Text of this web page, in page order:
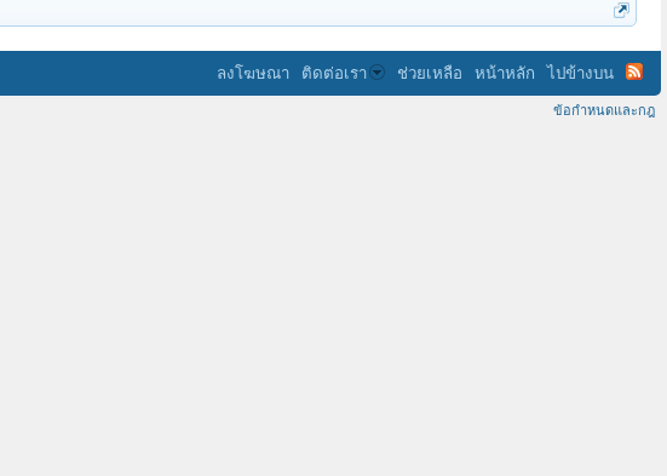
ลงโฆษณา ติดต่อเรา ช่วยเหลือ หน้าหลัก ไปข้างบน
ข้อกำหนดและกฎ